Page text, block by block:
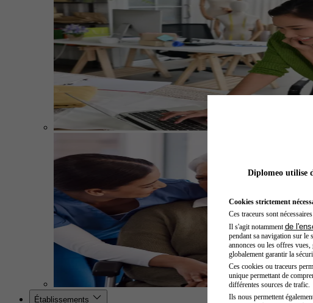
Établissements
Diplomeo utilise
Cookies strictement
Ces traceurs sont
Il s'agit notamment de
pendant sa navigation sur le
annonces ou les offres
globalement garantir la
Ces cookies ou traceurs
unique permettant de
différentes sources de trafic.
Ils nous permettent